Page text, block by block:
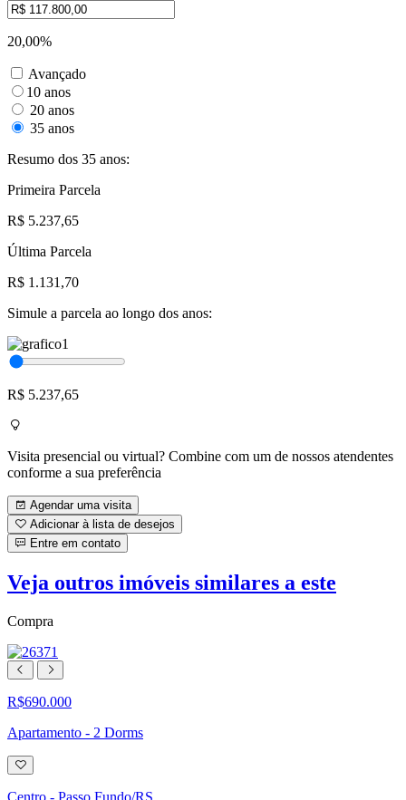
20,00%
Avançado
10 anos
20 anos
35 anos
Resumo dos 35 anos:
Primeira Parcela
R$ 5.237,65
Última Parcela
R$ 1.131,70
Simule a parcela ao longo dos anos:
R$ 5.237,65
Visita presencial ou virtual? Combine com um de nossos atendentes
conforme a sua preferência
Agendar uma visita
Adicionar à lista de desejos
Entre em contato
Veja outros imóveis similares a este
Compra
R$690.000
Apartamento - 2 Dorms
Adicionar
à
lista
Centro - Passo Fundo/RS